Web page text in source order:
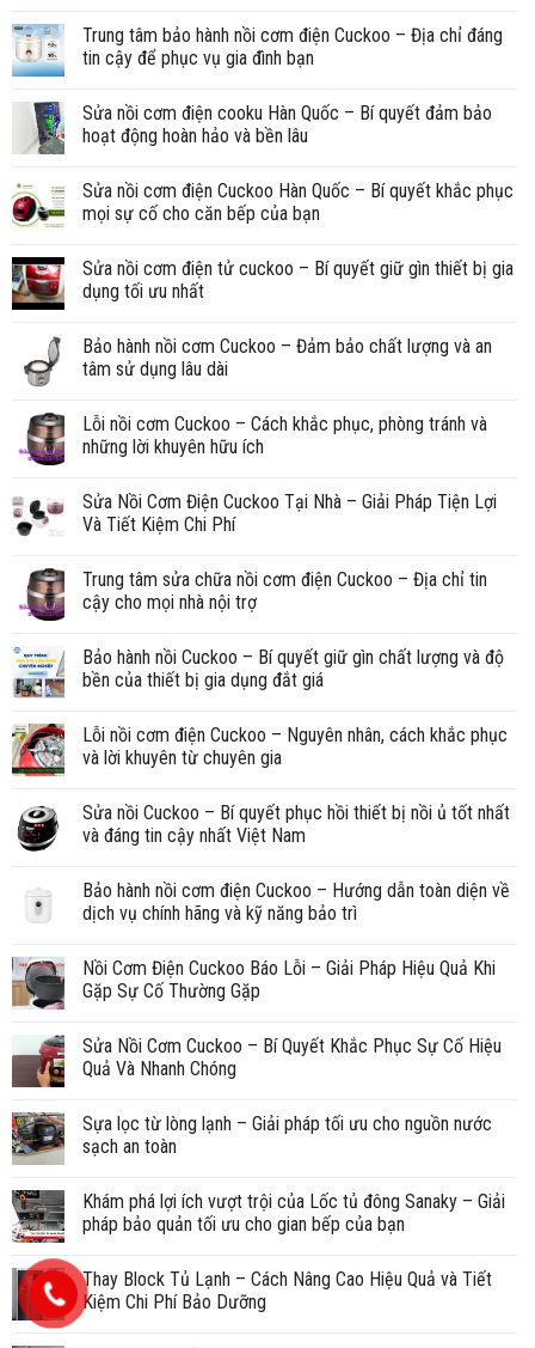
Trung tâm bảo hành nồi cơm điện Cuckoo – Địa chỉ đáng
tin cậy để phục vụ gia đình bạn
Sửa nồi cơm điện cooku Hàn Quốc – Bí quyết đảm bảo
hoạt động hoàn hảo và bền lâu
Sửa nồi cơm điện Cuckoo Hàn Quốc – Bí quyết khắc phục
mọi sự cố cho căn bếp của bạn
Sửa nồi cơm điện tử cuckoo – Bí quyết giữ gìn thiết bị gia
dụng tối ưu nhất
Bảo hành nồi cơm Cuckoo – Đảm bảo chất lượng và an
tâm sử dụng lâu dài
Lỗi nồi cơm Cuckoo – Cách khắc phục, phòng tránh và
những lời khuyên hữu ích
Sửa Nồi Cơm Điện Cuckoo Tại Nhà – Giải Pháp Tiện Lợi
Và Tiết Kiệm Chi Phí
Trung tâm sửa chữa nồi cơm điện Cuckoo – Địa chỉ tin
cậy cho mọi nhà nội trợ
Bảo hành nồi Cuckoo – Bí quyết giữ gìn chất lượng và độ
bền của thiết bị gia dụng đắt giá
Lỗi nồi cơm điện Cuckoo – Nguyên nhân, cách khắc phục
và lời khuyên từ chuyên gia
Sửa nồi Cuckoo – Bí quyết phục hồi thiết bị nồi ủ tốt nhất
và đáng tin cậy nhất Việt Nam
Bảo hành nồi cơm điện Cuckoo – Hướng dẫn toàn diện về
dịch vụ chính hãng và kỹ năng bảo trì
Nồi Cơm Điện Cuckoo Báo Lỗi – Giải Pháp Hiệu Quả Khi
Gặp Sự Cố Thường Gặp
Sửa Nồi Cơm Cuckoo – Bí Quyết Khắc Phục Sự Cố Hiệu
Quả Và Nhanh Chóng
Sựa lọc từ lòng lạnh – Giải pháp tối ưu cho nguồn nước
sạch an toàn
Khám phá lợi ích vượt trội của Lốc tủ đông Sanaky – Giải
pháp bảo quản tối ưu cho gian bếp của bạn
Thay Block Tủ Lạnh – Cách Nâng Cao Hiệu Quả và Tiết
Kiệm Chi Phí Bảo Dưỡng